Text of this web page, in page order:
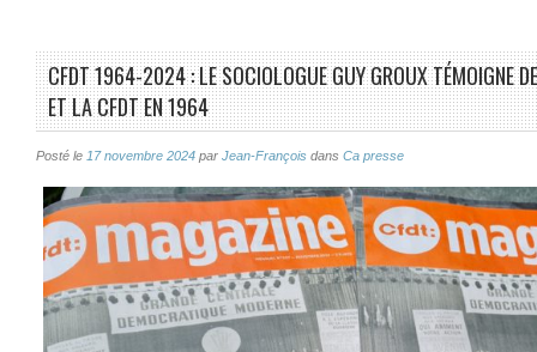
CFDT 1964-2024 : LE SOCIOLOGUE GUY GROUX TÉMOIGNE
ET LA CFDT EN 1964
Posté le 17 novembre 2024 par Jean-François dans Ca presse